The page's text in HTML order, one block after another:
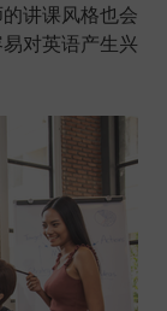
讲课风格也会
对英语产生兴